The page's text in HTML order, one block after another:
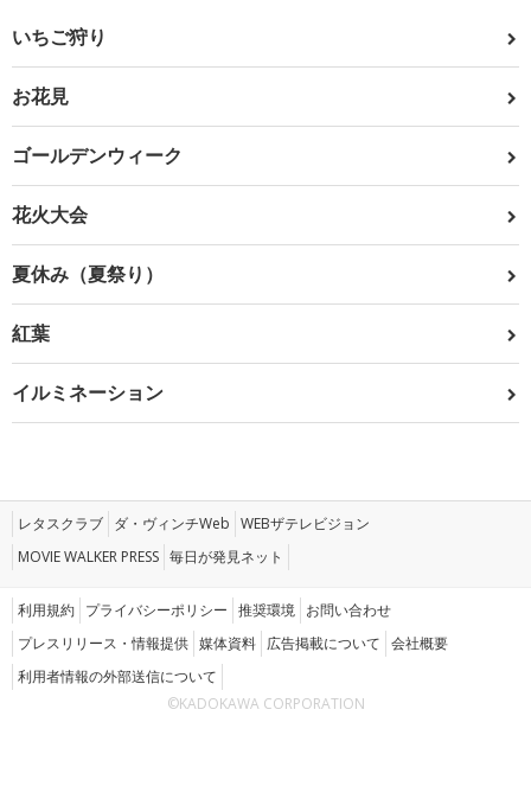
いちご狩り
お花見
ゴールデンウィーク
花火大会
夏休み（夏祭り）
紅葉
イルミネーション
レタスクラブ ダ・ヴィンチWeb WEBザテレビジョン
MOVIE WALKER PRESS 毎日が発見ネット
利用規約 プライバシーポリシー 推奨環境 お問い合わせ
プレスリリース・情報提供 媒体資料 広告掲載について 会社概要
利用者情報の外部送信について
©KADOKAWA CORPORATION